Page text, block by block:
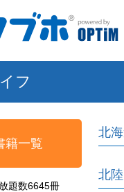
フ
籍一覧
題数6645冊
北
北